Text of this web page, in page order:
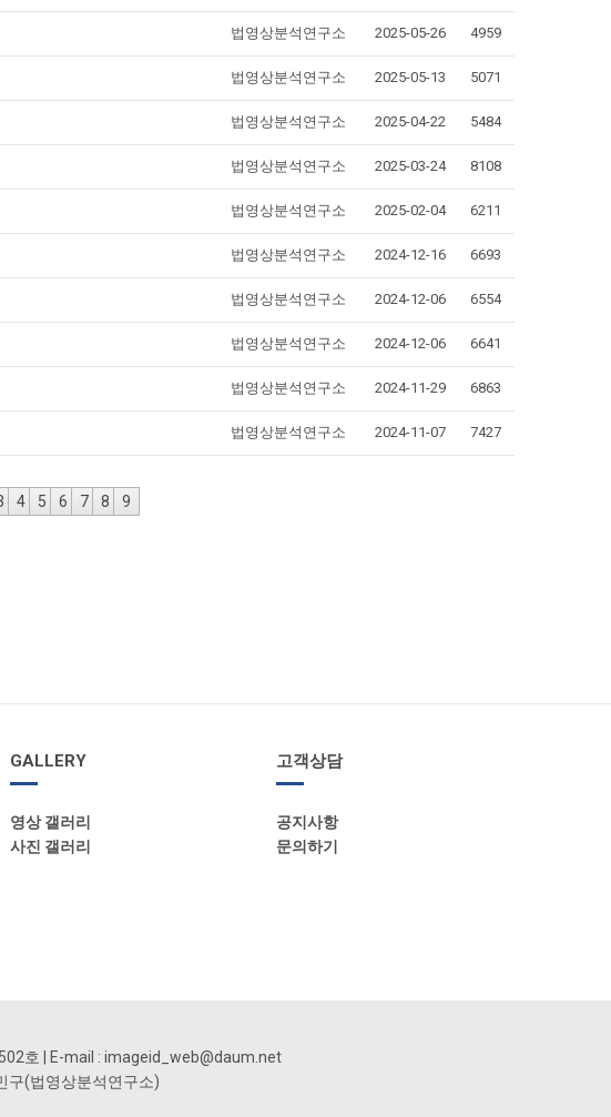
법영상분석연구소 2025-05-26 4959
법영상분석연구소 2025-05-13 5071
법영상분석연구소 2025-04-22 5484
법영상분석연구소 2025-03-24 8108
법영상분석연구소 2025-02-04 6211
법영상분석연구소 2024-12-16 6693
법영상분석연구소 2024-12-06 6554
법영상분석연구소 2024-12-06 6641
법영상분석연구소 2024-11-29 6863
법영상분석연구소 2024-11-07 7427
4 5 6 7 8 9
GALLERY
영상 갤러리
사진 갤러리
고객상담
공지사항
문의하기
호 | E-mail : imageid_web@daum.net
구(법영상분석연구소)